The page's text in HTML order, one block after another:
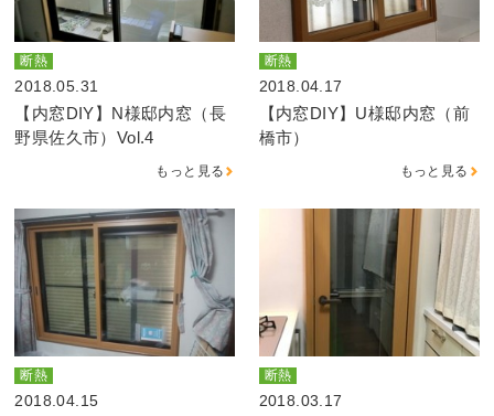
断熱
2018.05.31
【内窓DIY】N様邸内窓（長
野県佐久市）Vol.4
もっと見る
断熱
2018.04.17
【内窓DIY】U様邸内窓（前
橋市）
もっと見る
断熱
2018.04.15
断熱
2018.03.17